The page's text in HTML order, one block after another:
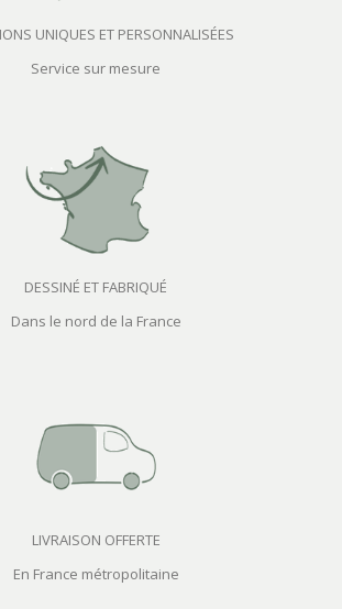
UNIQUES ET PERSONNALISÉES
Service sur mesure
DESSINÉ ET FABRIQUÉ
Dans le nord de la France
LIVRAISON OFFERTE
En France métropolitaine